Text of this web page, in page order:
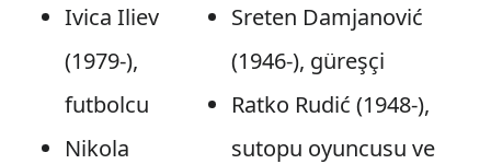
Ivica Iliev
(1979-),
futbolcu
Nikola
Sreten Damjanović
(1946-), güreşçi
Ratko Rudić (1948-),
sutopu oyuncusu ve